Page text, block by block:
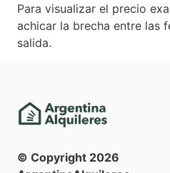
Para visualizar el precio
achicar la brecha entre las
salida.
© Copyright 2026